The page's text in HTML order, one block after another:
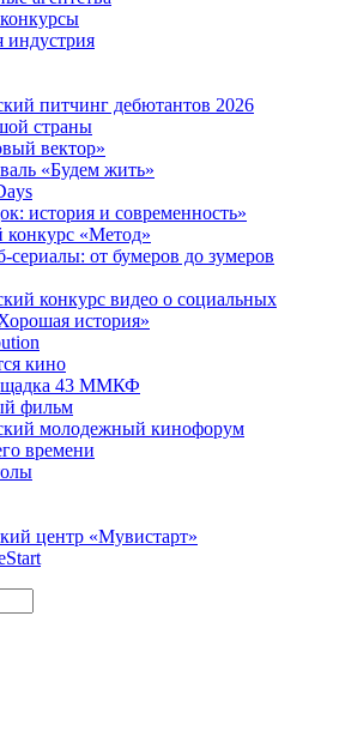
индустрия
питчинг дебютантов 2026
страны
вектор»
«Будем жить»
история и современность»
«Метод»
сериалы: от бумеров до зумеров
конкурс видео о социальных
история»
кино
43 ММКФ
фильм
молодежный кинофорум
времени
центр «Мувистарт»